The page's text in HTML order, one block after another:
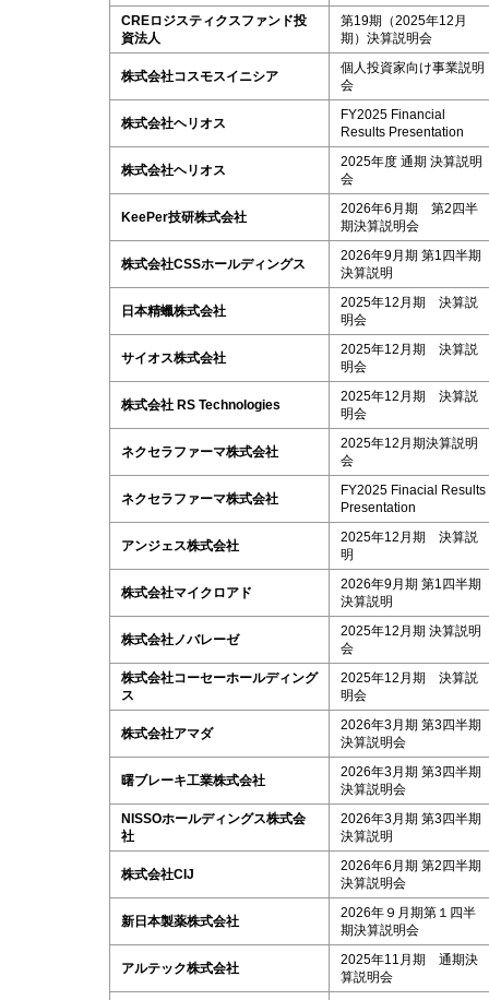
CREロジスティクスファンド投
資法人
第19期（2025年12月
期）決算説明会
株式会社コスモスイニシア
個人投資家向け事業説明
会
株式会社ヘリオス
FY2025 Financial
Results Presentation
株式会社ヘリオス
2025年度 通期 決算説明
会
KeePer技研株式会社
2026年6月期 第2四半
期決算説明会
株式会社CSSホールディングス
2026年9月期 第1四半期
決算説明
日本精蠟株式会社
2025年12月期 決算説
明会
サイオス株式会社
2025年12月期 決算説
明会
株式会社 RS Technologies
2025年12月期 決算説
明会
ネクセラファーマ株式会社
2025年12月期決算説明
会
ネクセラファーマ株式会社
FY2025 Finacial Results
Presentation
アンジェス株式会社
2025年12月期 決算説
明
株式会社マイクロアド
2026年9月期 第1四半期
決算説明
株式会社ノバレーゼ
2025年12月期 決算説明
会
株式会社コーセーホールディング
ス
2025年12月期 決算説
明会
株式会社アマダ
2026年3月期 第3四半期
決算説明会
曙ブレーキ工業株式会社
2026年3月期 第3四半期
決算説明会
NISSOホールディングス株式会
社
2026年3月期 第3四半期
決算説明
株式会社CIJ
2026年6月期 第2四半期
決算説明会
新日本製薬株式会社
2026年９月期第１四半
期決算説明会
アルテック株式会社
2025年11月期 通期決
算説明会